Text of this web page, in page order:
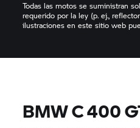
Todas las motos se suministran
requerido por la ley (p. ej.,
ilustraciones en este sitio web
BMWC 400